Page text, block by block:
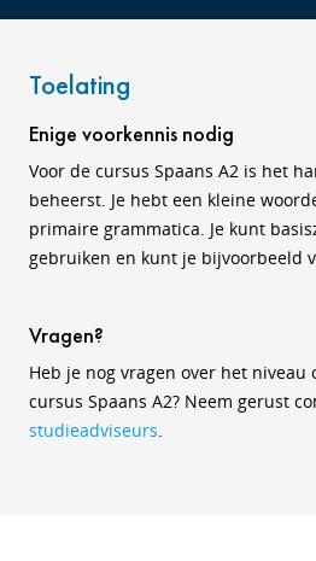
Toelating
Enige voorkennis nodig
Voor de cursus Spaans A2 is het
beheerst. Je hebt een kleine
primaire grammatica. Je kunt
gebruiken en kunt je bijvoorbeeld
Vragen?
Heb je nog vragen over het
cursus Spaans A2? Neem gerust
studieadviseurs.